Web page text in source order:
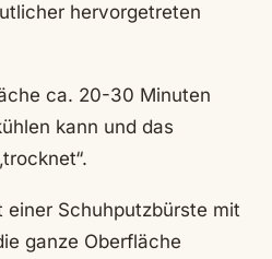
hervorgetreten
ca. 20-30 Minuten
kann und das
Schuhputzbürste mit
ganze Oberfläche